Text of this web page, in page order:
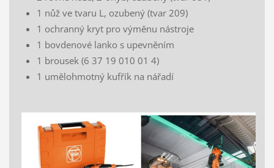
1 nůž ve tvaru L, ozubený (tvar 209)
1 ochranný kryt pro výměnu nástroje
1 bovdenové lanko s upevněním
1 brousek (6 37 19 010 01 4)
1 umělohmotný kufřík na nářadí